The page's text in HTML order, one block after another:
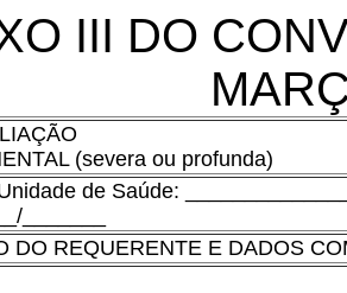
III DO
(severa ou profunda)
de Saúde:
_______
DO REQUERENTE E DADOS